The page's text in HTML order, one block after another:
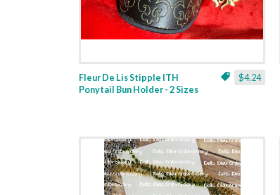
$4.24
Fleur De Lis Stipple ITH
Ponytail Bun Holder - 2 Sizes